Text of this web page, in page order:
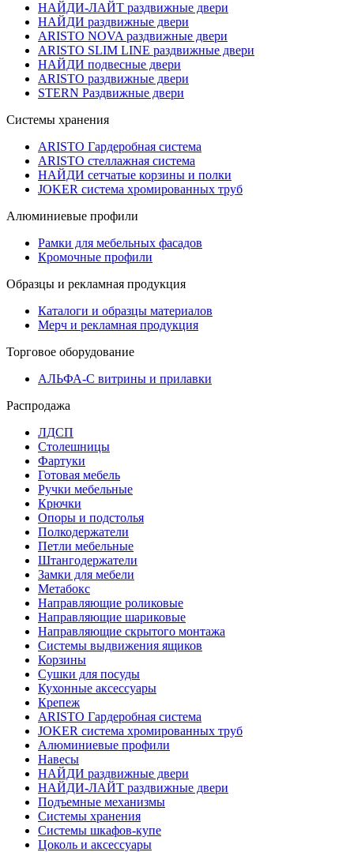
НАЙДИ-ЛАЙТ раздвижные двери
НАЙДИ раздвижные двери
ARISTO NOVA раздвижные двери
ARISTO SLIM LINE раздвижные двери
НАЙДИ подвесные двери
ARISTO раздвижные двери
STERN Раздвижные двери
Системы хранения
ARISTO Гардеробная система
ARISTO стеллажная система
НАЙДИ сетчатые корзины и полки
JOKER система хромированных труб
Алюминиевые профили
Рамки для мебельных фасадов
Кромочные профили
Образцы и рекламная продукция
Каталоги и образцы материалов
Мерч и рекламная продукция
Торговое оборудование
АЛЬФА-С витрины и прилавки
Распродажа
ЛДСП
Столешницы
Фартуки
Готовая мебель
Ручки мебельные
Крючки
Опоры и подстолья
Полкодержатели
Петли мебельные
Штангодержатели
Замки для мебели
Метабокс
Направляющие роликовые
Направляющие шариковые
Направляющие скрытого монтажа
Системы выдвижения ящиков
Корзины
Сушки для посуды
Кухонные аксессуары
Крепеж
ARISTO Гардеробная система
JOKER система хромированных труб
Алюминиевые профили
Навесы
НАЙДИ раздвижные двери
НАЙДИ-ЛАЙТ раздвижные двери
Подъемные механизмы
Системы хранения
Системы шкафов-купе
Цоколь и аксессуары